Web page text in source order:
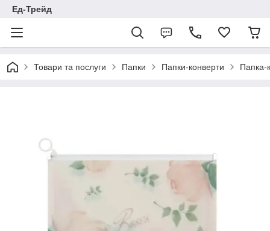
Ед-Трейд
Товари та послуги Папки Папки-конверти Папка-